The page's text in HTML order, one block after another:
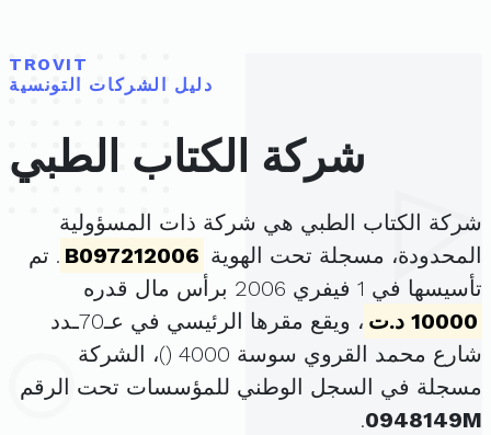
TROVIT
دليل الشركات التونسية
شركة الكتاب الطبي
شركة الكتاب الطبي هي شركة ذات المسؤولية
المحدودة، مسجلة تحت الهوية B097212006 . تم
تأسيسها في 1 فيفري 2006 برأس مال قدره
10000 د.ت
، ويقع مقرها الرئيسي في عـ70ـدد
شارع محمد القروي سوسة 4000 (
)، الشركة
مسجلة في السجل الوطني للمؤسسات تحت الرقم
0948149M
.